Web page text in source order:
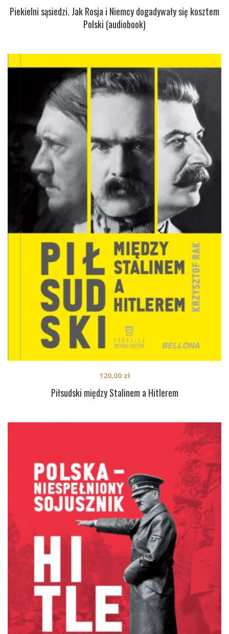
Piekielni sąsiedzi. Jak Rosja i Niemcy dogadywały się kosztem
Polski (audiobook)
Piłsudski między Stalinem a Hitlerem
120,00 zł